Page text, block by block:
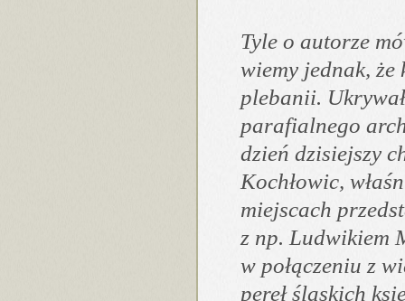
Tyle o autorze
wiemy jednak, że
plebanii.
parafialnego
dzień dzisiejszy
Kochłowic,
miejscach
z np. Ludwikiem
w połączeniu z
pereł śląskich